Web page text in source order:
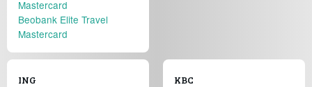
Mastercard
Beobank Elite Travel
Mastercard
ING KBC